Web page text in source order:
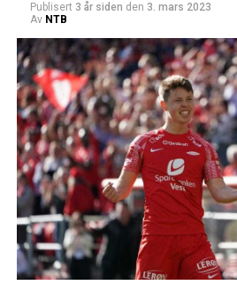
Publisert 3 år siden den 3. mars 2023
Av NTB